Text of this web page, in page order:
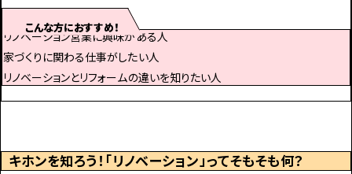
こんな方におすすめ！
リノベーション営業に興味がある人
家づくりに関わる仕事がしたい人
リノベーションとリフォームの違いを知りたい人
キホンを知ろう！「リノベーション」ってそもそも何？